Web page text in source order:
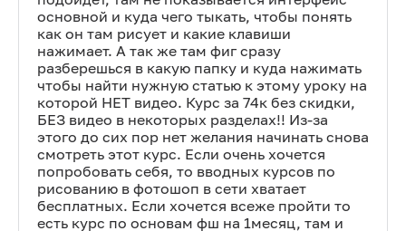
основной и куда чего тыкать, чтобы понять
как он там рисует и какие клавиши
нажимает. А так же там фиг сразу
разберешься в какую папку и куда нажимать
чтобы найти нужную статью к этому уроку на
которой НЕТ видео. Курс за 74к без скидки,
БЕЗ видео в некоторых разделах!! Из-за
этого до сих пор нет желания начинать снова
смотреть этот курс. Если очень хочется
попробовать себя, то вводных курсов по
рисованию в фотошоп в сети хватает
бесплатных. Если хочется всеже пройти то
есть курс по основам фш на 1месяц, там и